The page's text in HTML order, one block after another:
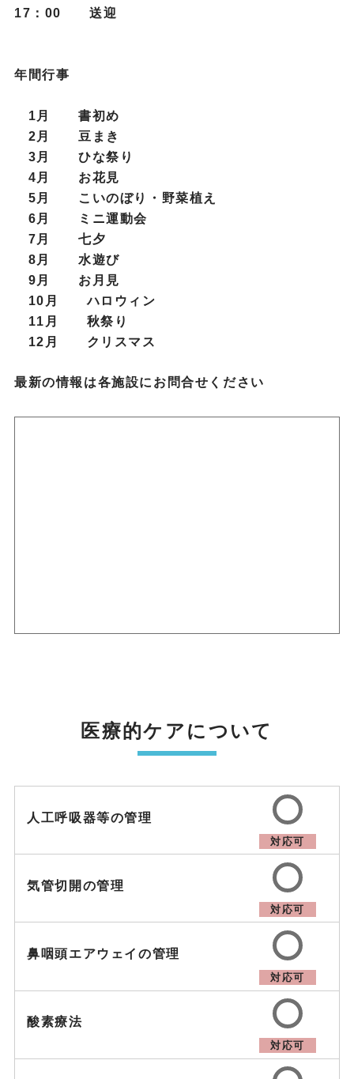
17：00 送迎
年間行事
1月 書初め
2月 豆まき
3月 ひな祭り
4月 お花見
5月 こいのぼり・野菜植え
6月 ミニ運動会
7月 七夕
8月 水遊び
9月 お月見
10月 ハロウィン
11月 秋祭り
12月 クリスマス
最新の情報は各施設にお問合せください
医療的ケアについて
人工呼吸器等の管理
対応可
気管切開の管理
対応可
鼻咽頭エアウェイの管理
対応可
酸素療法
対応可